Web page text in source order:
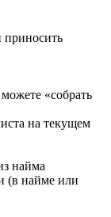
приносить
«собрать
на текущем
найма
(в найме или